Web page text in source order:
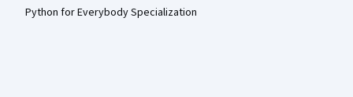
Python for Everybody Specialization